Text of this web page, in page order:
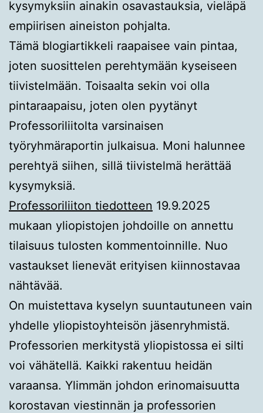
kysymyksiin ainakin osavastauksia, vieläpä
empiirisen aineiston pohjalta.
Tämä blogiartikkeli raapaisee vain pintaa,
joten suosittelen perehtymään kyseiseen
tiivistelmään. Toisaalta sekin voi olla
pintaraapaisu, joten olen pyytänyt
Professoriliitolta varsinaisen
työryhmäraportin julkaisua. Moni halunnee
perehtyä siihen, sillä tiivistelmä herättää
kysymyksiä.
Professoriliiton tiedotteen 19.9.2025
mukaan yliopistojen johdoille on annettu
tilaisuus tulosten kommentoinnille. Nuo
vastaukset lienevät erityisen kiinnostavaa
nähtävää.
On muistettava kyselyn suuntautuneen vain
yhdelle yliopistoyhteisön jäsenryhmistä.
Professorien merkitystä yliopistossa ei silti
voi vähätellä. Kaikki rakentuu heidän
varaansa. Ylimmän johdon erinomaisuutta
korostavan viestinnän ja professorien